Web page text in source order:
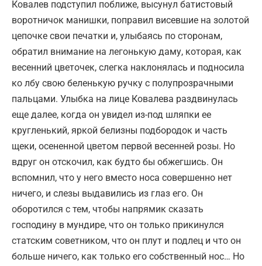
Ковалев подступил поближе, высунул батистовый
воротничок манишки, поправил висевшие на золотой
цепочке свои печатки и, улыбаясь по сторонам,
обратил внимание на легонькую даму, которая, как
весенний цветочек, слегка наклонялась и подносила
ко лбу свою беленькую ручку с полупрозрачными
пальцами. Улыбка на лице Ковалева раздвинулась
еще далее, когда он увидел из-под шляпки ее
кругленький, яркой белизны подбородок и часть
щеки, осененной цветом первой весенней розы. Но
вдруг он отскочил, как будто бы обжегшись. Он
вспомнил, что у него вместо носа совершенно нет
ничего, и слезы выдавились из глаз его. Он
оборотился с тем, чтобы напрямик сказать
господину в мундире, что он только прикинулся
статским советником, что он плут и подлец и что он
больше ничего, как только его собственный нос… Но